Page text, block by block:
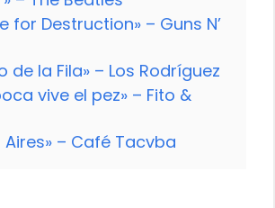
for Destruction» – Guns N’
de la Fila» – Los Rodríguez
vive el pez» – Fito &
Aires» – Café Tacvba